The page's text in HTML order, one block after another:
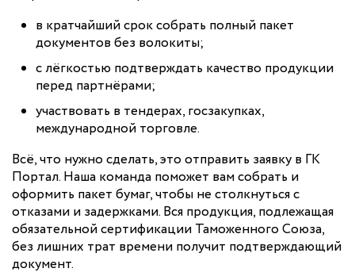
в кратчайший срок собрать полный пакет
документов без волокиты;
с лёгкостью подтверждать качество продукции
перед партнёрами;
участвовать в тендерах, госзакупках,
международной торговле.
Всё, что нужно сделать, это отправить заявку в ГК
Портал. Наша команда поможет вам собрать и
оформить пакет бумаг, чтобы не столкнуться с
отказами и задержками. Вся продукция, подлежащая
обязательной сертификации Таможенного Союза,
без лишних трат времени получит подтверждающий
документ.